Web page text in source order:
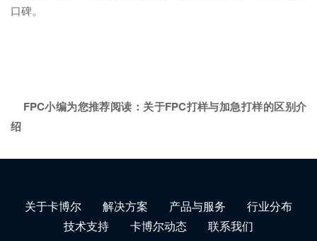
口碑。
FPC小编为您推荐阅读： 关于FPC打样与加急打样的区别介
绍
关于卡博尔 解决方案 产品与服务
行业分布
技术支持
卡博尔动态 联系我们